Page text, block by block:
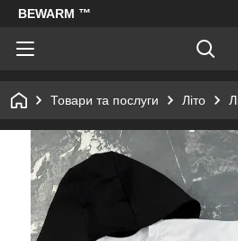
BEWARM ™
Товари та послуги Літо